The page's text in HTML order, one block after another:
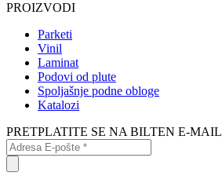
PROIZVODI
Parketi
Vinil
Laminat
Podovi od plute
Spoljašnje podne obloge
Katalozi
PRETPLATITE SE NA BILTEN E-MAIL